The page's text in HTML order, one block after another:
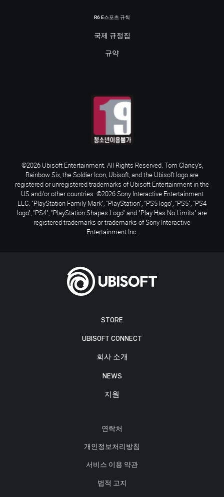
STORE
UBISOFT CONNECT
회사 소개
NEWS
지원
연락처
개인정보처리방침
서비스 이용 약관
법적 고지
R6 E스포츠 규칙
국제 규정집
규약
©2026 Ubisoft Entertainment. All Rights Reserved. Tom Clancy’s,
Rainbow Six, the Soldier Icon, Ubisoft, and the Ubisoft logo are
registered or unregistered trademarks of Ubisoft Entertainment in the
US and/or other countries. ©2026 Sony Interactive Entertainment
LLC. "PlayStation Family Mark", "PlayStation", "PS5 logo", "PS5", "PS4
logo", "PS4", "PlayStation Shapes Logo" and "Play Has No Limits" are
registered trademarks or trademarks of Sony Interactive
Entertainment Inc.